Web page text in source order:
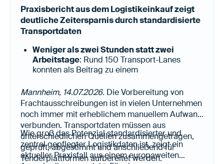
Praxisbericht aus dem Logistikeinkauf zeigt
deutliche Zeitersparnis durch standardisierte
Transportdaten
Weniger als zwei Stunden statt zwei
Arbeitstage: Rund 150 Transport-Lanes
konnten als Beitrag zu einem
kürzester Zeit vorbereitet und an die genutzte
Tenderplattform übergeben werden.
Weniger manuelle Datensuche, höhere
Datenqualität:Alle relevanten
Transportinformationen standen bereits
strukturiert, aktuell und digital
weiterverarbeitbar zur Verfügung.
Mannheim, 14.07.2026. Die Vorbereitung von
Frachtausschreibungen ist in vielen Unternehmen
noch immer mit erheblichem manuellem Aufwand
verbunden. Transportdaten müssen aus
unterschiedlichen Quellen zusammengetragen,
geprüft, abgestimmt und anschließend für
Tenderplattformen aufbereitet werden.
Wie groß das Potenzial standardisierter und
zentral gepflegter Logistikdaten ist, zeigt ein
aktueller Praxisfall aus einem europaweiten